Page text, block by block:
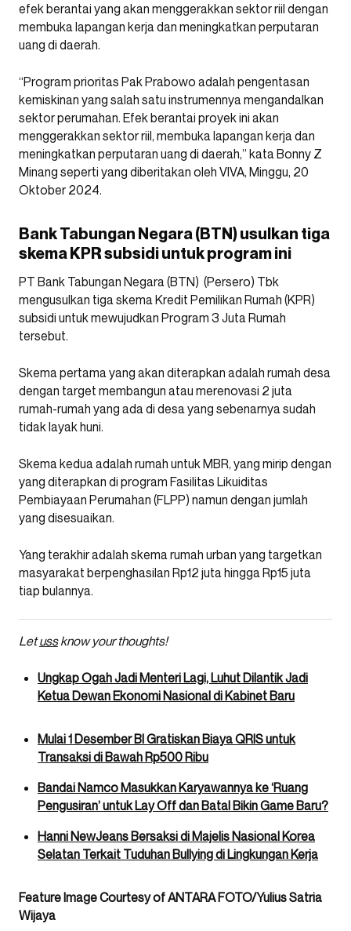
efek berantai yang akan menggerakkan sektor riil dengan
membuka lapangan kerja dan meningkatkan perputaran
uang di daerah.
“Program prioritas Pak Prabowo adalah pengentasan
kemiskinan yang salah satu instrumennya mengandalkan
sektor perumahan. Efek berantai proyek ini akan
menggerakkan sektor riil, membuka lapangan kerja dan
meningkatkan perputaran uang di daerah,” kata Bonny Z
Minang seperti yang diberitakan oleh VIVA, Minggu, 20
Oktober 2024.
Bank Tabungan Negara (BTN) usulkan tiga
skema KPR subsidi untuk program ini
PT Bank Tabungan Negara (BTN) (Persero) Tbk
mengusulkan tiga skema Kredit Pemilikan Rumah (KPR)
subsidi untuk mewujudkan Program 3 Juta Rumah
tersebut.
Skema pertama yang akan diterapkan adalah rumah desa
dengan target membangun atau merenovasi 2 juta
rumah-rumah yang ada di desa yang sebenarnya sudah
tidak layak huni.
Skema kedua adalah rumah untuk MBR, yang mirip dengan
yang diterapkan di program Fasilitas Likuiditas
Pembiayaan Perumahan (FLPP) namun dengan jumlah
yang disesuaikan.
Yang terakhir adalah skema rumah urban yang targetkan
masyarakat berpenghasilan Rp12 juta hingga Rp15 juta
tiap bulannya.
Letussknow your thoughts!
Ungkap Ogah Jadi Menteri Lagi, Luhut Dilantik Jadi
Ketua Dewan Ekonomi Nasional di Kabinet Baru
Mulai 1 Desember BI Gratiskan Biaya QRIS untuk
Transaksi di Bawah Rp500 Ribu
Bandai Namco Masukkan Karyawannya ke ‘Ruang
Pengusiran’ untuk Lay Off dan Batal Bikin Game Baru?
Hanni NewJeans Bersaksi di Majelis Nasional Korea
Selatan Terkait Tuduhan Bullying di Lingkungan Kerja
Feature Image Courtesy of ANTARA FOTO/Yulius Satria
Wijaya